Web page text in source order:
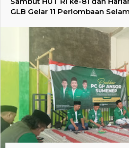
GLB Gelar 11 Perlombaan